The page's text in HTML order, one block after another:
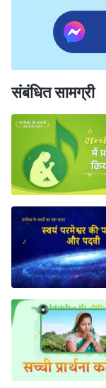
संबंधित सामग्री